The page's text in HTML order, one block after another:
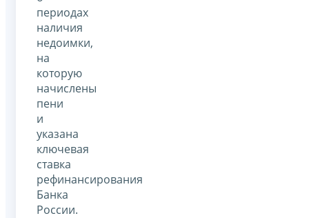
периодах
наличия
недоимки,
на
которую
начислены
пени
и
указана
ключевая
ставка
рефинансирования
Банка
России.